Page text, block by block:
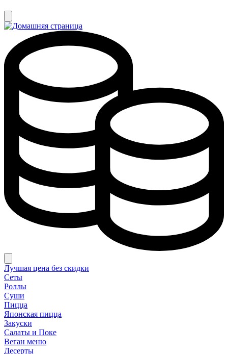
Лучшая цена без скидки
Сеты
Роллы
Суши
Пицца
Японская пицца
Закуски
Салаты и Поке
Веган меню
Десерты